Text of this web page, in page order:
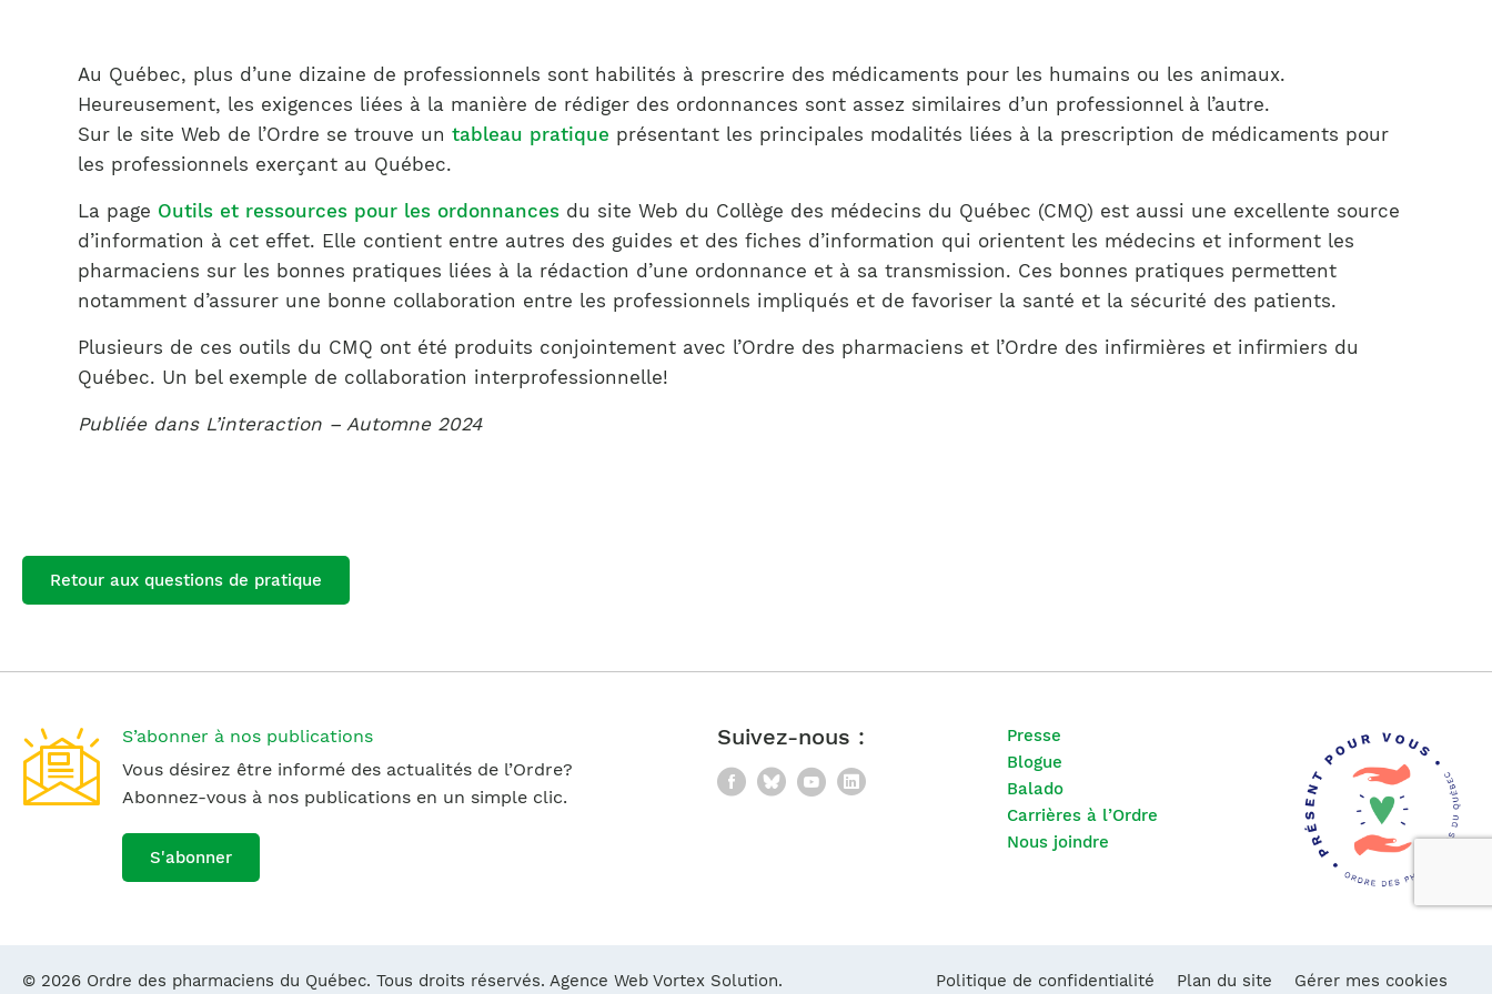
Au Québec, plus d’une dizaine de professionnels sont habilités à prescrire des médicaments pour les humains ou les animaux.
Heureusement, les exigences liées à la manière de rédiger des ordonnances sont assez similaires d’un professionnel à l’autre.
Sur le site Web de l’Ordre se trouve un tableau pratique présentant les principales modalités liées à la prescription de médicaments pour
les professionnels exerçant au Québec.
La page Outils et ressources pour les ordonnances du site Web du Collège des médecins du Québec (CMQ) est aussi une excellente source
d’information à cet effet. Elle contient entre autres des guides et des fiches d’information qui orientent les médecins et informent les
pharmaciens sur les bonnes pratiques liées à la rédaction d’une ordonnance et à sa transmission. Ces bonnes pratiques permettent
notamment d’assurer une bonne collaboration entre les professionnels impliqués et de favoriser la santé et la sécurité des patients.
Plusieurs de ces outils du CMQ ont été produits conjointement avec l’Ordre des pharmaciens et l’Ordre des infirmières et infirmiers du
Québec. Un bel exemple de collaboration interprofessionnelle!
Publiée dans L’interaction – Automne 2024
Retour aux questions de pratique
S’abonner à nos publications
Vous désirez être informé des actualités de l’Ordre?
Abonnez-vous à nos publications en un simple clic.
S'abonner
Suivez-nous :
Facebook
BlueskyYouTube
LinkedIn
Presse
Blogue
Balado
Carrières à l’Ordre
Nous joindre
© 2026 Ordre des pharmaciens du Québec. Tous droits réservés. Agence Web Vortex Solution. Politique de confidentialité Plan du site Gérer mes cookies